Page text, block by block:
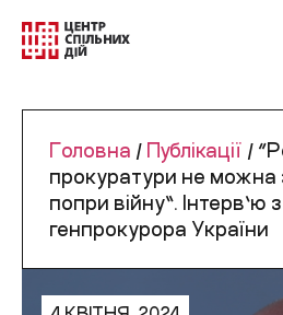
Головна / Публікації /
прокуратури не можна
попри війну”. Інтерв’ю
генпрокурора України